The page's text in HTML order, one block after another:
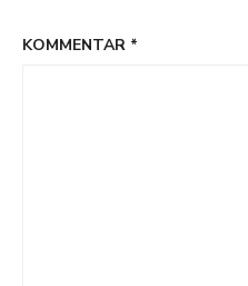
KOMMENTAR *